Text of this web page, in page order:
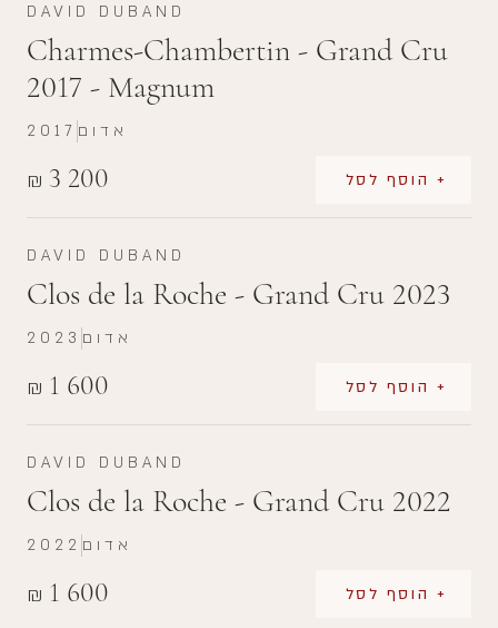
DAVID DUBAND
Charmes-Chambertin - Grand Cru
2017 - Magnum
₪ 3 200 + הוסף לסל
2017 אדום
DAVID DUBAND
Clos de la Roche - Grand Cru 2023
₪ 1 600 + הוסף לסל
2023 אדום
DAVID DUBAND
Clos de la Roche - Grand Cru 2022
₪ 1 600 + הוסף לסל
2022 אדום